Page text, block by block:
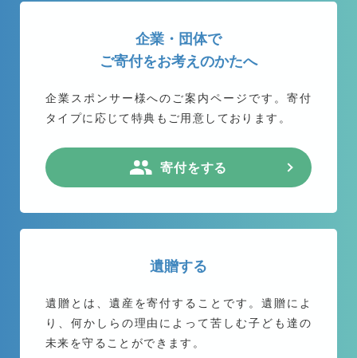
企業・団体で
ご寄付をお考えのかたへ
企業スポンサー様へのご案内ページです。 寄付
タイプに応じて特典もご用意しております。
寄付をする
遺贈する
遺贈とは、遺産を寄付することです。遺贈によ
り、何かしらの理由によって苦しむ子ども達の
未来を守ることができます。